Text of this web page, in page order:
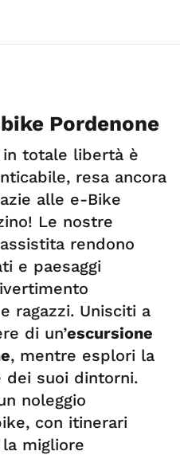
Pordenone
totale libertà è
resa ancora
alle e-Bike
Le nostre
rendono
e paesaggi
ragazzi. Unisciti a
di un’escursione
, mentre esplori la
dei suoi dintorni.
noleggio
con itinerari
migliore